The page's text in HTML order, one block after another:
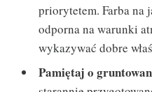
priorytetem. Farba na
odporna na warunki
wykazywać dobre
Pamiętaj o